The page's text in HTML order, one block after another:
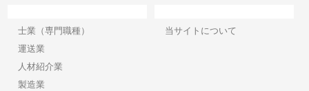
士業（専門職種）
運送業
人材紹介業
製造業
当サイトについて